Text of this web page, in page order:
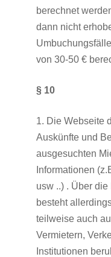
berechnet
dann nicht
von 30-50 €
§ 10
1. Die Webseite
Auskünfte und
ausgesuchten
Informationen
usw ..) . Über
besteht
teilweise auch
Vermietern,
Institutionen